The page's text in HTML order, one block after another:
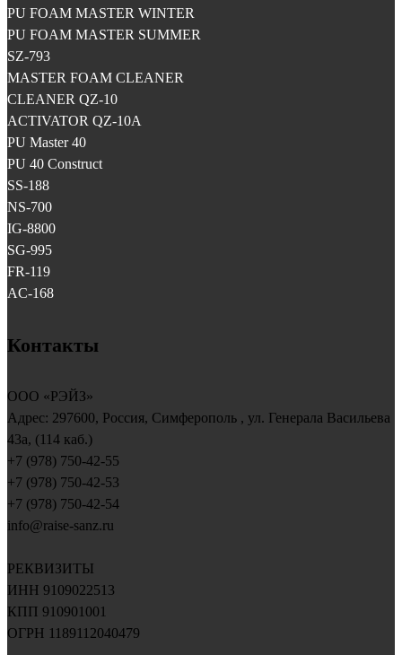
PU FOAM MASTER WINTER
PU FOAM MASTER SUMMER
SZ-793
MASTER FOAM CLEANER
CLEANER QZ-10
ACTIVATOR QZ-10A
PU Master 40
PU 40 Construct
SS-188
NS-700
IG-8800
SG-995
FR-119
AC-168
Контакты
ООО «РЭЙЗ»
Адрес: 297600, Россия, Симферополь , ул. Генерала Васильева
43a, (114 каб.)
+7 (978) 750-42-55
+7 (978) 750-42-53
+7 (978) 750-42-54
info@raise-sanz.ru
РЕКВИЗИТЫ
ИНН 9109022513
КПП 910901001
ОГРН 1189112040479